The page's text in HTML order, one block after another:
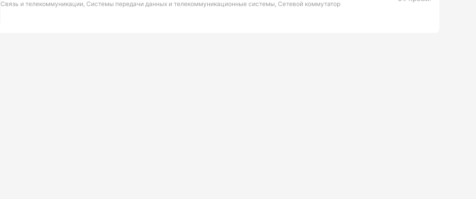
Связь и телекоммуникации, Системы передачи данных и телекоммуникационные системы, Сетевой коммутатор